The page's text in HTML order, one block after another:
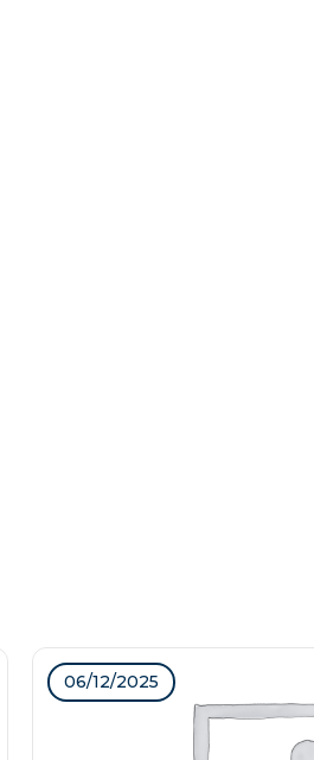
06/12/2025